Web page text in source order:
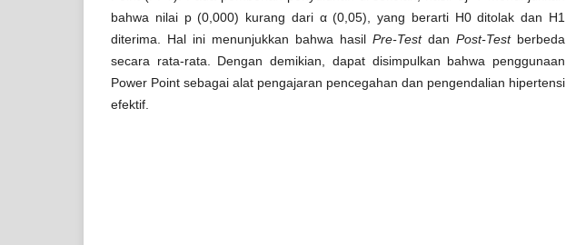
bahwa nilai p (0,000) kurang dari α (0,05), yang berarti H0 ditolak dan H1
diterima. Hal ini menunjukkan bahwa hasil Pre-Testdan Post-Testberbeda
secara rata-rata. Dengan demikian, dapat disimpulkan bahwa penggunaan
Power Point sebagai alat pengajaran pencegahan dan pengendalian hipertensi
efektif.